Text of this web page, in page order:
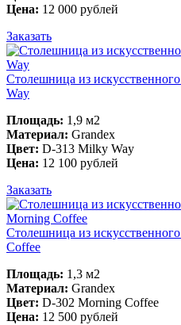
Цена: 12 000 рублей
Заказать
Столешница из
Way
Площадь: 1,9 м2
Материал: Grandex
Цвет: D-313 Milky Way
Цена: 12 100 рублей
Заказать
Столешница из
Coffee
Площадь: 1,3 м2
Материал: Grandex
Цвет: D-302 Morning Coffee
Цена: 12 500 рублей